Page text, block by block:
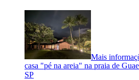
Mais
casa "pé na areia" na praia de
SP